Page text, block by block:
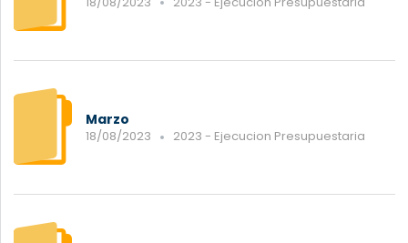
Marzo
18/08/2023 2023 - Ejecucion Presupuestaria